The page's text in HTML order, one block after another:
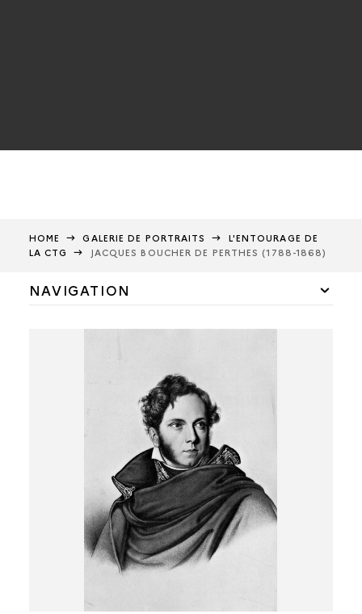
HOME GALERIE DE PORTRAITS
L'ENTOURAGE DE
LA CTG
JACQUES BOUCHER DE PERTHES (1788-1868)
NAVIGATION
Membres de la CTG
Correspondants de la CTG
L'entourage de la CTG
Verchère de Reffye
Boucher de Perthes
Henri Martin
Adrien de Longpérier
Abel Maître
Henri de La Tour